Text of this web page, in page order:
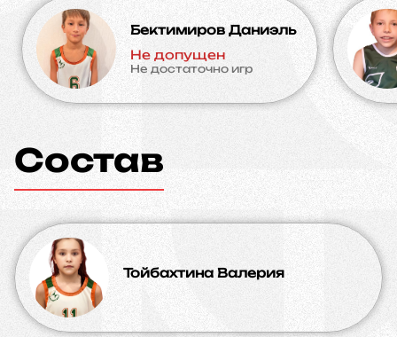
Бектимиров Даниэль
Не допущен
Не достаточно игр
Состав
Тойбахтина Валерия